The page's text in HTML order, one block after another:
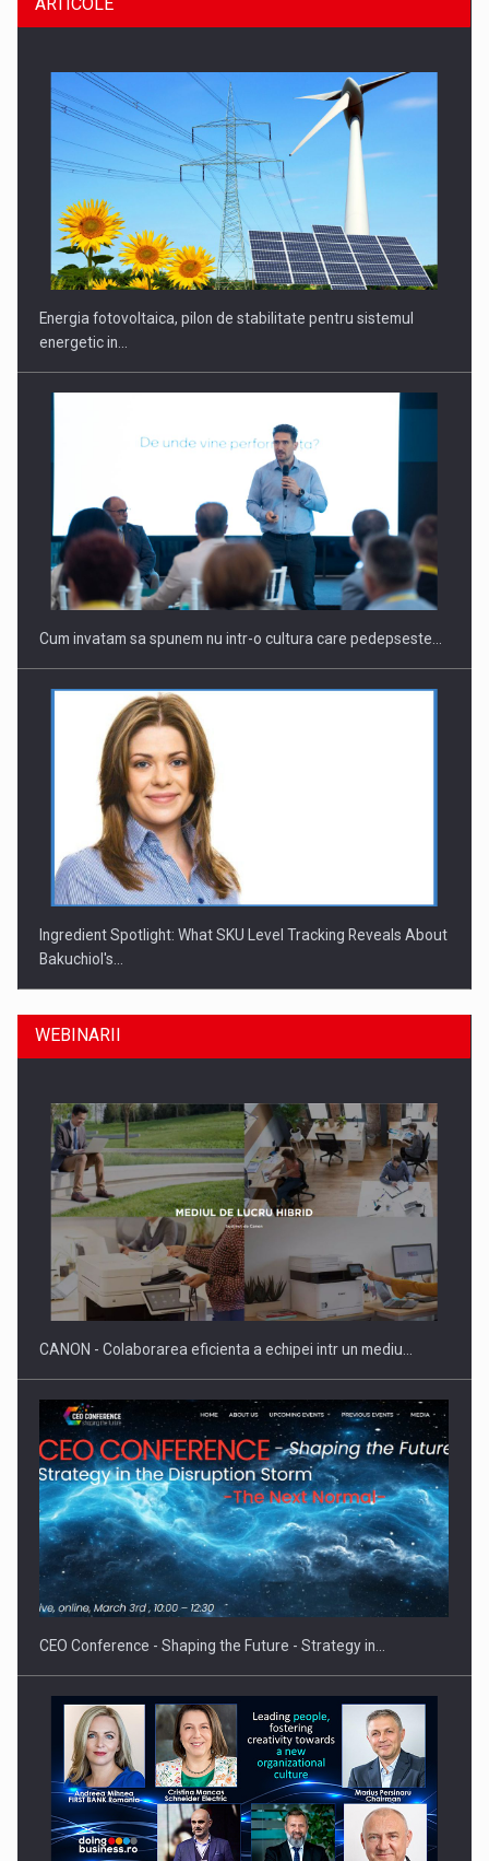
Energia fotovoltaica, pilon de stabilitate pentru sistemul
energetic in…
Cum invatam sa spunem nu intr-o cultura care pedepseste…
Ingredient Spotlight: What SKU Level Tracking Reveals About
Bakuchiol's…
Producatorii si comerciantii care nu se supun noilor
reglementari…
Proteinmaxxing and the Future of Protein Demand
WEBINARII
CANON - Colaborarea eficienta a echipei intr un mediu…
CEO Conference - Shaping the Future - Strategy in…